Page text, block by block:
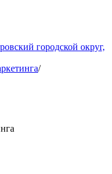
городской округ,
/